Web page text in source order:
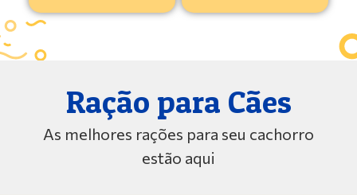
Ração para Cães
As melhores rações para seu cachorro
estão aqui